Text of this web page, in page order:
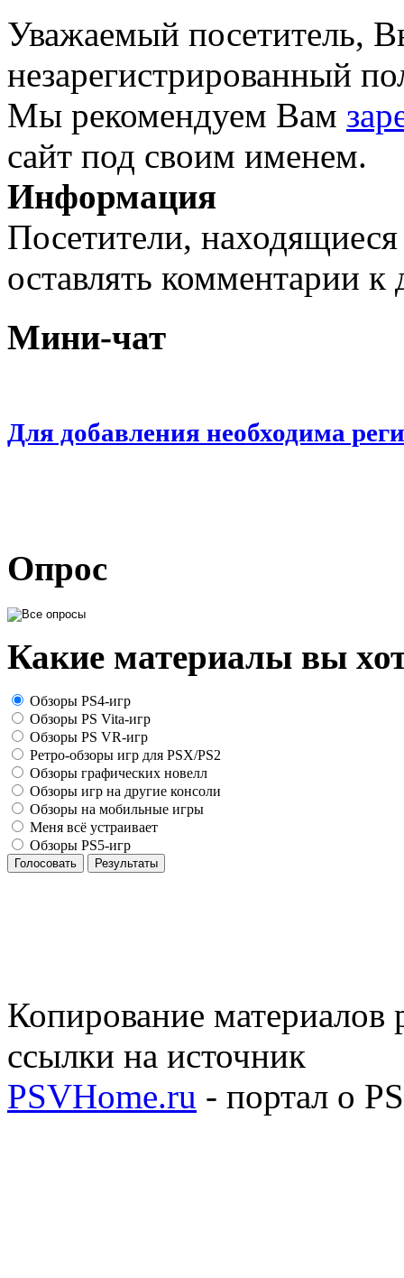
Уважаемый посетитель,
незарегистрированный
Мы рекомендуем Вам
сайт под своим именем.
Информация
Посетители,
оставлять комментарии
Мини-чат
Для добавления необходима
Опрос
Какие материалы вы
Обзоры PS4-игр
Обзоры PS Vita-игр
Обзоры PS VR-игр
Ретро-обзоры игр для PSX/PS2
Обзоры графических новелл
Обзоры игр на другие консоли
Обзоры на мобильные игры
Меня всё устраивает
Обзоры PS5-игр
Голосовать Результаты
Копирование материалов
ссылки на источник
PSVHome.ru - портал о